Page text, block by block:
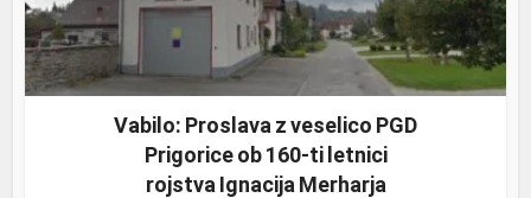
Vabilo: Proslava z veselico PGD
Prigorice ob 160-ti letnici
rojstva Ignacija Merharja